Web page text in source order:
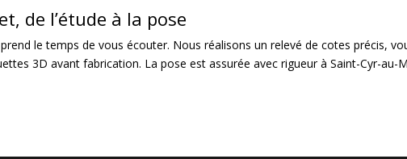
de l’étude à la pose
le temps de vous écouter. Nous réalisons un relevé de cotes précis,
3D avant fabrication. La pose est assurée avec rigueur à Saint-Cyr-au-